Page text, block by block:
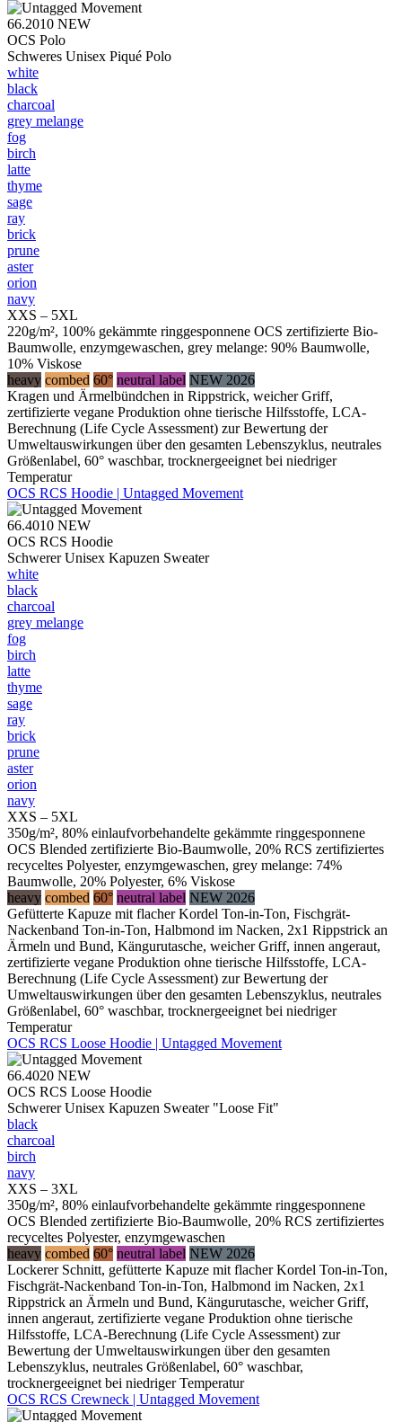
66.2010 NEW
OCS Polo
Schweres Unisex Piqué Polo
white
black
charcoal
grey melange
fog
birch
latte
thyme
sage
ray
brick
prune
aster
orion
navy
XXS – 5XL
220g/m², 100% gekämmte ringgesponnene OCS zertifizierte Bio-
Baumwolle, enzymgewaschen, grey melange: 90% Baumwolle,
10% Viskose
heavy combed 60° neutral label NEW 2026
Kragen und Ärmelbündchen in Rippstrick, weicher Griff,
zertifizierte vegane Produktion ohne tierische Hilfsstoffe, LCA-
Berechnung (Life Cycle Assessment) zur Bewertung der
Umweltauswirkungen über den gesamten Lebenszyklus, neutrales
Größenlabel, 60° waschbar, trocknergeeignet bei niedriger
Temperatur
OCS RCS Hoodie | Untagged Movement
66.4010 NEW
OCS RCS Hoodie
Schwerer Unisex Kapuzen Sweater
white
black
charcoal
grey melange
fog
birch
latte
thyme
sage
ray
brick
prune
aster
orion
navy
XXS – 5XL
350g/m², 80% einlaufvorbehandelte gekämmte ringgesponnene
OCS Blended zertifizierte Bio-Baumwolle, 20% RCS zertifiziertes
recyceltes Polyester, enzymgewaschen, grey melange: 74%
Baumwolle, 20% Polyester, 6% Viskose
heavy combed 60° neutral label NEW 2026
Gefütterte Kapuze mit flacher Kordel Ton-in-Ton, Fischgrät-
Nackenband Ton-in-Ton, Halbmond im Nacken, 2x1 Rippstrick an
Ärmeln und Bund, Kängurutasche, weicher Griff, innen angeraut,
zertifizierte vegane Produktion ohne tierische Hilfsstoffe, LCA-
Berechnung (Life Cycle Assessment) zur Bewertung der
Umweltauswirkungen über den gesamten Lebenszyklus, neutrales
Größenlabel, 60° waschbar, trocknergeeignet bei niedriger
Temperatur
OCS RCS Loose Hoodie | Untagged Movement
66.4020 NEW
OCS RCS Loose Hoodie
Schwerer Unisex Kapuzen Sweater "Loose Fit"
black
charcoal
birch
navy
XXS – 3XL
350g/m², 80% einlaufvorbehandelte gekämmte ringgesponnene
OCS Blended zertifizierte Bio-Baumwolle, 20% RCS zertifiziertes
recyceltes Polyester, enzymgewaschen
heavy combed 60° neutral label NEW 2026
Lockerer Schnitt, gefütterte Kapuze mit flacher Kordel Ton-in-Ton,
Fischgrät-Nackenband Ton-in-Ton, Halbmond im Nacken, 2x1
Rippstrick an Ärmeln und Bund, Kängurutasche, weicher Griff,
innen angeraut, zertifizierte vegane Produktion ohne tierische
Hilfsstoffe, LCA-Berechnung (Life Cycle Assessment) zur
Bewertung der Umweltauswirkungen über den gesamten
Lebenszyklus, neutrales Größenlabel, 60° waschbar,
trocknergeeignet bei niedriger Temperatur
OCS RCS Crewneck | Untagged Movement